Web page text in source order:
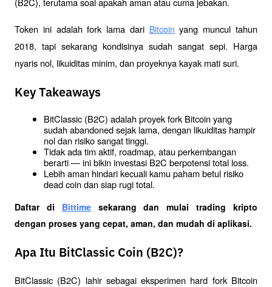
Token ini adalah fork lama dari Bitcoin yang muncul tahun
2018, tapi sekarang kondisinya sudah sangat sepi. Harga
nyaris nol, likuiditas minim, dan proyeknya kayak mati suri.
Key Takeaways
BitClassic (B2C) adalah proyek fork Bitcoin yang
sudah abandoned sejak lama, dengan likuiditas hampir
nol dan risiko sangat tinggi.
Tidak ada tim aktif, roadmap, atau perkembangan
berarti — ini bikin investasi B2C berpotensi total loss.
Lebih aman hindari kecuali kamu paham betul risiko
dead coin dan siap rugi total.
Daftar di Bittime sekarang dan mulai trading kripto
dengan proses yang cepat, aman, dan mudah di aplikasi.
Apa Itu BitClassic Coin (B2C)?
BitClassic (B2C) lahir sebagai eksperimen hard fork Bitcoin